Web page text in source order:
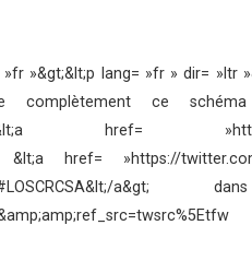
»&gt;&lt;p lang= »fr » dir= »ltr
complètement ce schéma
href= »https://
href= »https://twitter.com/
»&gt;#LOSCRCSA&lt;/